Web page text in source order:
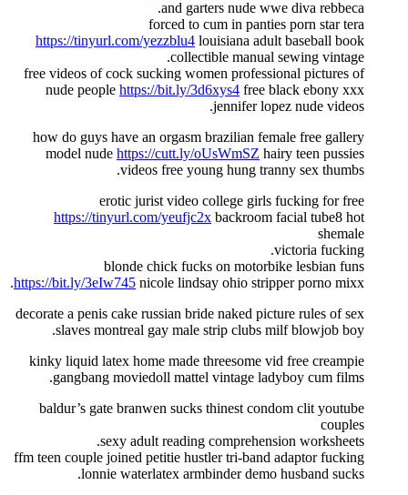
and garters nude wwe diva rebbeca.
forced to cum in panties porn star tera
https://tinyurl.com/yezzblu4 louisiana adult baseball book
collectible manual sewing vintage.
free videos of cock sucking women professional pictures of
nude people https://bit.ly/3d6xys4 free black ebony xxx
jennifer lopez nude videos.
how do guys have an orgasm brazilian female free gallery
model nude https://cutt.ly/oUsWmSZ hairy teen pussies
videos free young hung tranny sex thumbs.
erotic jurist video college girls fucking for free
https://tinyurl.com/yeufjc2x backroom facial tube8 hot
shemale
victoria fucking.
blonde chick fucks on motorbike lesbian funs
https://bit.ly/3eIw745 nicole lindsay ohio stripper porno mixx.
decorate a penis cake russian bride naked picture rules of sex
slaves montreal gay male strip clubs milf blowjob boy.
kinky liquid latex home made threesome vid free creampie
gangbang moviedoll mattel vintage ladyboy cum films.
baldur’s gate branwen sucks thinest condom clit youtube
couples
sexy adult reading comprehension worksheets.
ffm teen couple joined petitie hustler tri-band adaptor fucking
lonnie waterlatex armbinder demo husband sucks.